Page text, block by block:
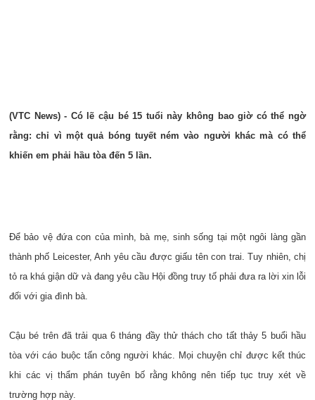
(VTC News) - Có lẽ cậu bé 15 tuổi này không bao giờ có thể ngờ
rằng: chỉ vì một quả bóng tuyết ném vào người khác mà có thể
khiến em phải hầu tòa đến 5 lần.
Để bảo vệ đứa con của mình, bà mẹ, sinh sống tại một ngôi làng gần
thành phố Leicester, Anh yêu cầu được giấu tên con trai. Tuy nhiên, chị
tỏ ra khá giận dữ và đang yêu cầu Hội đồng truy tố phải đưa ra lời xin lỗi
đối với gia đình bà.
Cậu bé trên đã trải qua 6 tháng đầy thử thách cho tất thảy 5 buổi hầu
tòa với cáo buộc tấn công người khác. Mọi chuyện chỉ được kết thúc
khi các vị thẩm phán tuyên bố rằng không nên tiếp tục truy xét về
trường hợp này.